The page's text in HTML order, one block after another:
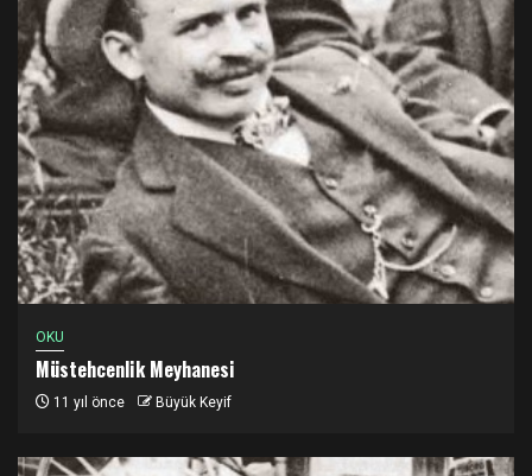
OKU
Müstehcenlik Meyhanesi
11 yıl önce Büyük Keyif